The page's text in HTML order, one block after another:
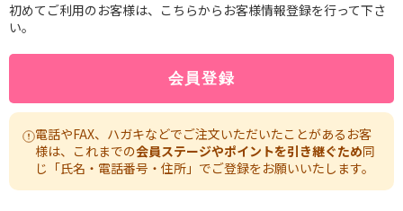
初めてご利用のお客様は、こちらからお客様情報登録を行って下さ
い。
電話やFAX、ハガキなどでご注文いただいたことがあるお客
様は、これまでの会員ステージやポイントを引き継ぐため同
じ「氏名・電話番号・住所」でご登録をお願いいたします。